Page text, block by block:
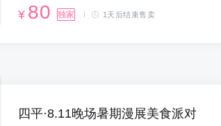
¥ 80 独家 1天后结束售卖
四平·8.11晚场暑期漫展美食派对